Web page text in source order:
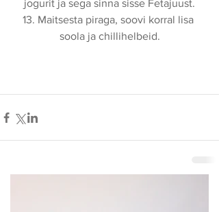
jogurit ja sega sinna sisse Fetajuust.
13. Maitsesta piraga, soovi korral lisa
soola ja chillihelbeid.